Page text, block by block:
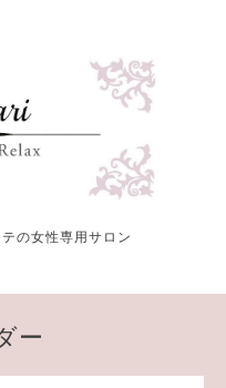
の女性専用サロン
ー